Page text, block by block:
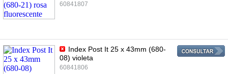
60841807
Index Post It 25 x 43mm (680-
08) violeta
60841806